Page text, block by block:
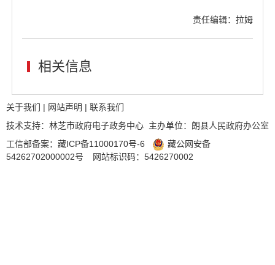
责任编辑：拉姆
相关信息
关于我们 | 网站声明 | 联系我们
技术支持：林芝市政府电子政务中心 主办单位：朗县人民政府办公室
工信部备案： 藏ICP备11000170号-6
藏公网安备
54262702000002号
网站标识码：5426270002